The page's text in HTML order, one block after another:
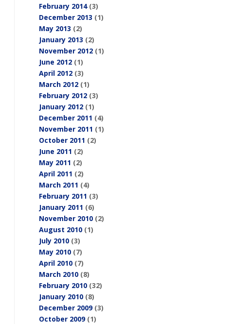
February 2014(3)
December 2013 (1)
May 2013 (2)
January 2013 (2)
November 2012 (1)
June 2012 (1)
April 2012 (3)
March 2012 (1)
February 2012 (3)
January 2012 (1)
December 2011 (4)
November 2011 (1)
October 2011 (2)
June 2011 (2)
May 2011 (2)
April 2011 (2)
March 2011 (4)
February 2011 (3)
January 2011 (6)
November 2010 (2)
August 2010 (1)
July 2010 (3)
May 2010 (7)
April 2010 (7)
March 2010 (8)
February 2010 (32)
January 2010 (8)
December 2009(3)
October 2009(1)